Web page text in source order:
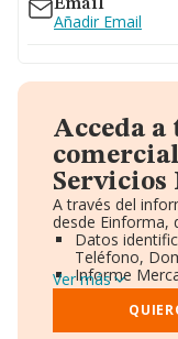
Email
Añadir Email
Acceda
Servicios
A través del
desde Einforma,
Datos
Teléfono,
Informe
Gráficos de
Consejo de
Directivos y
Ver más